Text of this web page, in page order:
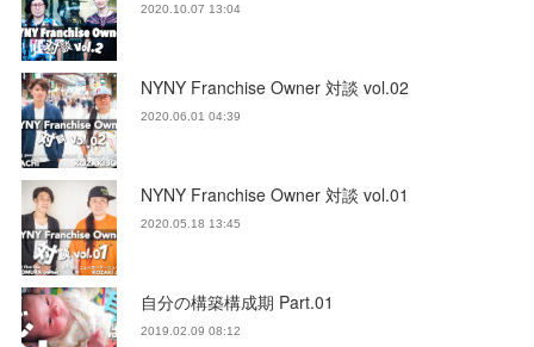
2020.10.07 13:04
NYNY Franchise Owner 対談 vol.02
2020.06.01 04:39
NYNY Franchise Owner 対談 vol.01
2020.05.18 13:45
自分の構築構成期 Part.01
2019.02.09 08:12